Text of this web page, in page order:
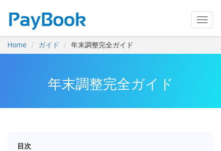
Home ガイド 年末調整完全ガイド
年末調整完全ガイド
目次